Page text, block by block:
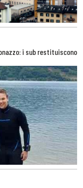
i sub restituiscono